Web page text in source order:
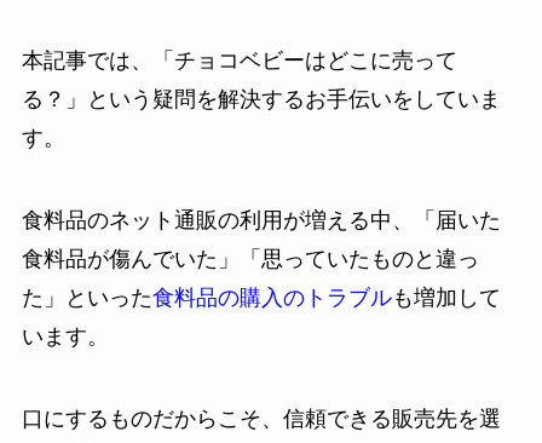
本記事では、「チョコベビーはどこに売って
る？」という疑問を解決するお手伝いをしていま
す。
食料品のネット通販の利用が増える中、「届いた
食料品が傷んでいた」「思っていたものと違っ
た」といった食料品の購入のトラブルも増加して
います。
口にするものだからこそ、信頼できる販売先を選